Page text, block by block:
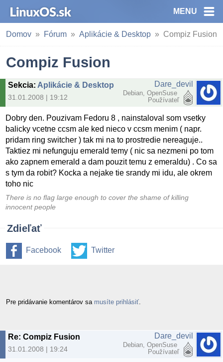
MENU
Domov Fórum Aplikácie & Desktop Compiz Fusion
Compiz Fusion
Sekcia: Aplikácie & Desktop
31.01.2008 | 19:12
Dare_devil
Debian, OpenSuse
Používateľ
Dobry den. Pouzivam Fedoru 8 , nainstaloval som vsetky
balicky vcetne ccsm ale ked nieco v ccsm menim ( napr.
pridam ring switcher ) tak mi na to prostredie nereaguje..
Taktiez mi nefunguju emerald temy ( nic sa nezmeni po tom
ako zapnem emerald a dam pouzit temu z emeraldu) . Co sa
s tym da robit? Kocka a nejake tie srandy mi idu, ale okrem
toho nic
There is no flag large enough to cover the shame of killing
innocent people
Zdieľať
Facebook Twitter
Pre pridávanie komentárov sa musíte prihlásiť
Re: Compiz Fusion
31.01.2008 | 19:24
Dare_devil
Debian, OpenSuse
Používateľ